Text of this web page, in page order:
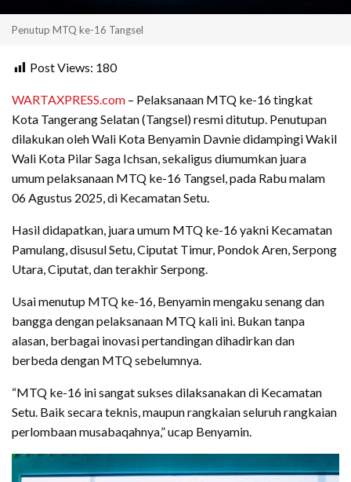
Penutup MTQ ke-16 Tangsel
Post Views: 180
WARTAXPRESS.com – Pelaksanaan MTQ ke-16 tingkat
Kota Tangerang Selatan (Tangsel) resmi ditutup. Penutupan
dilakukan oleh Wali Kota Benyamin Davnie didampingi Wakil
Wali Kota Pilar Saga Ichsan, sekaligus diumumkan juara
umum pelaksanaan MTQ ke-16 Tangsel, pada Rabu malam
06 Agustus 2025, di Kecamatan Setu.
Hasil didapatkan, juara umum MTQ ke-16 yakni Kecamatan
Pamulang, disusul Setu, Ciputat Timur, Pondok Aren, Serpong
Utara, Ciputat, dan terakhir Serpong.
Usai menutup MTQ ke-16, Benyamin mengaku senang dan
bangga dengan pelaksanaan MTQ kali ini. Bukan tanpa
alasan, berbagai inovasi pertandingan dihadirkan dan
berbeda dengan MTQ sebelumnya.
“MTQ ke-16 ini sangat sukses dilaksanakan di Kecamatan
Setu. Baik secara teknis, maupun rangkaian seluruh rangkaian
perlombaan musabaqahnya,” ucap Benyamin.